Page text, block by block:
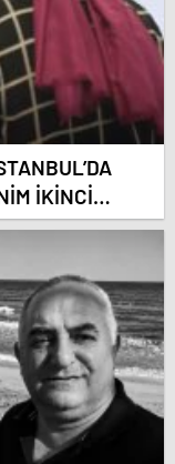
İKİNCİ